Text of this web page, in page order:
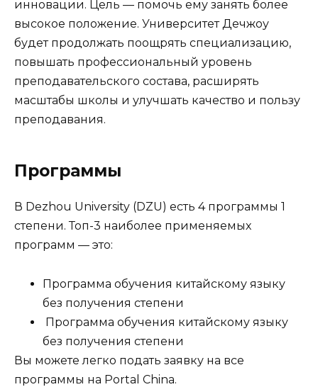
инновации. Цель — помочь ему занять более
высокое положение. Университет Дечжоу
будет продолжать поощрять специализацию,
повышать профессиональный уровень
преподавательского состава, расширять
масштабы школы и улучшать качество и пользу
преподавания.
Программы
В Dezhou University (DZU) есть 4 программы 1
степени. Топ-3 наиболее применяемых
программ — это:
Программа обучения китайскому языку
без получения степени
Программа обучения китайскому языку
без получения степени
Вы можете легко подать заявку на все
программы на Portal China.